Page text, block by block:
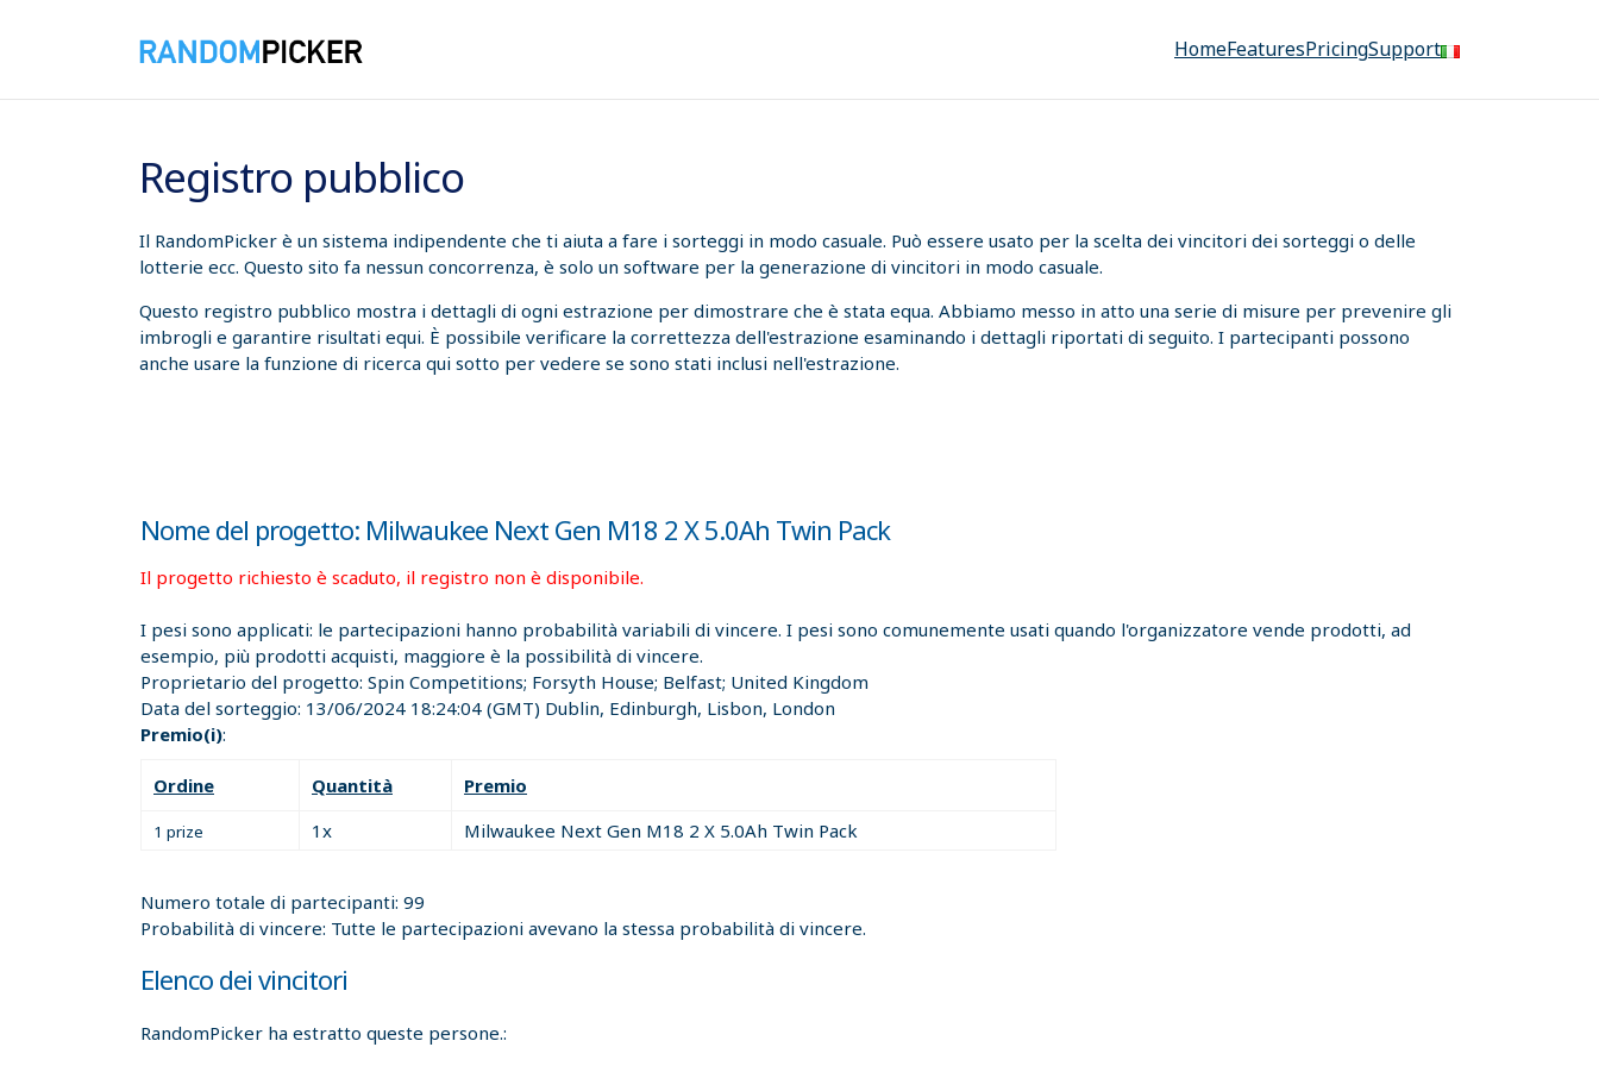
HomeFeaturesPricingSupport
Registro pubblico
Il RandomPicker è un sistema indipendente che ti aiuta a fare i sorteggi in modo casuale. Può essere usato per la scelta dei vincitori dei sorteggi o delle
lotterie ecc. Questo sito fa nessun concorrenza, è solo un software per la generazione di vincitori in modo casuale.
Questo registro pubblico mostra i dettagli di ogni estrazione per dimostrare che è stata equa. Abbiamo messo in atto una serie di misure per prevenire gli
imbrogli e garantire risultati equi. È possibile verificare la correttezza dell'estrazione esaminando i dettagli riportati di seguito. I partecipanti possono
anche usare la funzione di ricerca qui sotto per vedere se sono stati inclusi nell'estrazione.
Nome del progetto: Milwaukee Next Gen M18 2 X 5.0Ah Twin Pack
Il progetto richiesto è scaduto, il registro non è disponibile.
I pesi sono applicati: le partecipazioni hanno probabilità variabili di vincere. I pesi sono comunemente usati quando l'organizzatore vende prodotti, ad
esempio, più prodotti acquisti, maggiore è la possibilità di vincere.
Proprietario del progetto: Spin Competitions; Forsyth House; Belfast; United Kingdom
Data del sorteggio: 13/06/2024 18:24:04 (GMT) Dublin, Edinburgh, Lisbon, London
Premio(i):
Ordine Quantità Premio
1 prize 1x Milwaukee Next Gen M18 2 X 5.0Ah Twin Pack
Numero totale di partecipanti: 99
Probabilità di vincere: Tutte le partecipazioni avevano la stessa probabilità di vincere.
Elenco dei vincitori
RandomPicker ha estratto queste persone.: